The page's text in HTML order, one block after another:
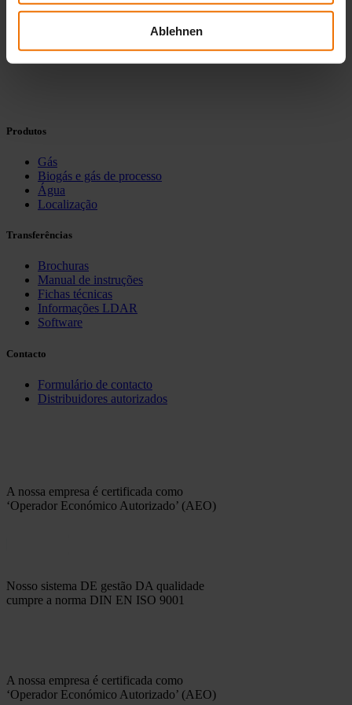
Ablehnen
visitar-nos, estamos ansiosos...
Próxima
Produtos
Gás
Biogás e gás de processo
Água
Localização
Transferências
Brochuras
Manual de instruções
Fichas técnicas
Informações LDAR
Software
Contacto
Formulário de contacto
Distribuidores autorizados
A nossa empresa é certificada como
‘Operador Económico Autorizado’ (AEO)
Nosso sistema DE gestão DA qualidade
cumpre a norma DIN EN ISO 9001
A nossa empresa é certificada como
‘Operador Económico Autorizado’ (AEO)